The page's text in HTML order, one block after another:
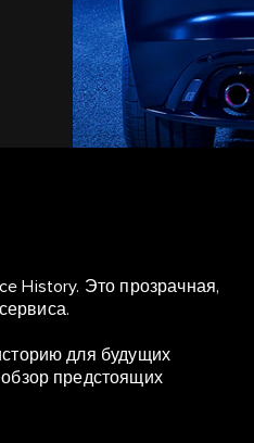
History. Это прозрачная,
для будущих
предстоящих